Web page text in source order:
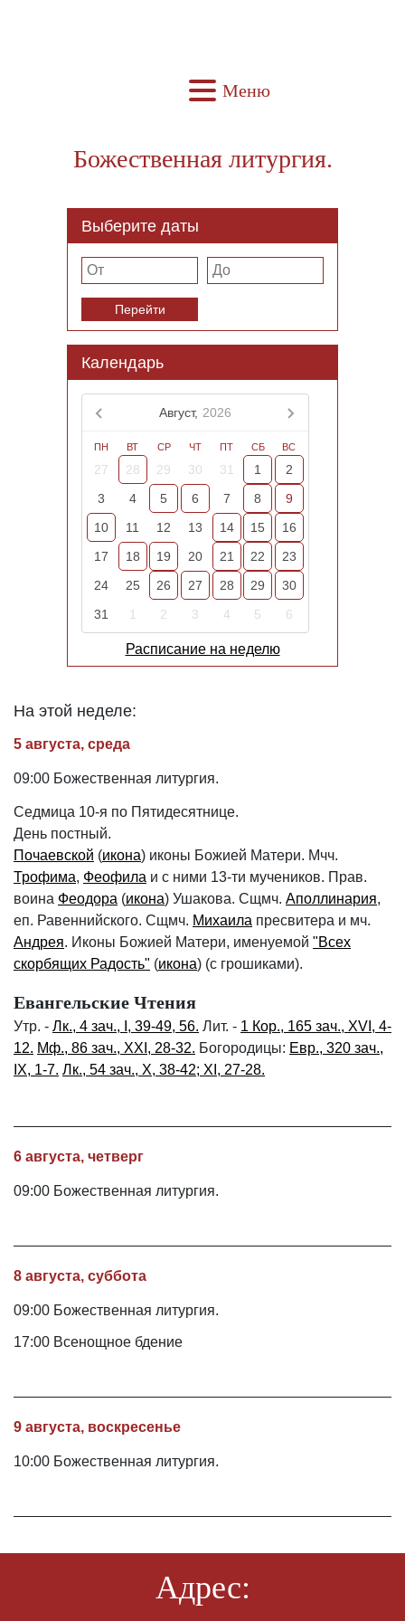
Меню
Божественная литургия.
Выберите даты
Перейти
Календарь
Август, 2026
ПН ВТ СР ЧТ ПТ СБ ВС
27 28 29 30 31 1
2
3
4 5 6 7 8
9
10
11 12 13 14 15
16
17
18 19 20 21 22
23
24
25 26 27 28 29
30
31
1 2 3 4 5 6
Расписание на неделю
На этой неделе:
5 августа, среда
09:00 Божественная литургия.
Седмица 10-я по Пятидесятнице.
День постный.
Почаевской (икона) иконы Божией Матери. Мчч.
Трофима, Феофила и с ними 13-ти мучеников. Прав.
воина Феодора (икона) Ушакова. Сщмч. Аполлинария,
еп. Равеннийского. Сщмч. Михаила пресвитера и мч.
Андрея. Иконы Божией Матери, именуемой "Всех
скорбящих Радость" (икона) (с грошиками).
Евангельские Чтения
Утр. - Лк., 4 зач., I, 39-49, 56. Лит. - 1 Кор., 165 зач., XVI, 4-
12. Мф., 86 зач., XXI, 28-32. Богородицы: Евр., 320 зач.,
IX, 1-7. Лк., 54 зач., X, 38-42; XI, 27-28.
6 августа, четверг
09:00 Божественная литургия.
8 августа, суббота
09:00 Божественная литургия.
17:00 Всенощное бдение
9 августа, воскресенье
10:00 Божественная литургия.
Адрес: